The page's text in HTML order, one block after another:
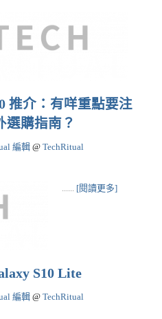
推介：有咩重點要注
選購指南？
編輯 @ TechRitual
...... [閱讀更多]
S10 Lite
編輯 @ TechRitual